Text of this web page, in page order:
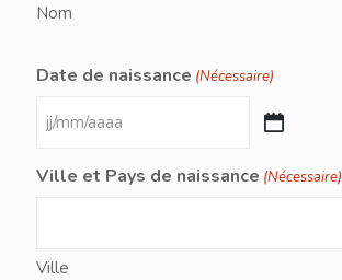
Nom
Date de naissance (Nécessaire)
MM
Ville et Pays de naissance (Nécessaire)
Ville